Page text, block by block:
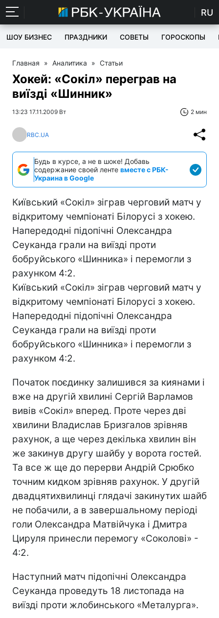
RU
ШОУ БИЗНЕС ПРАЗДНИКИ СОВЕТЫ ГОРОСКОПЫ
Главная » Аналитика » Статьи
Хокей: «Сокіл» переграв на
виїзді «Шинник»
13:23 17.11.2009 Вт 2 мин
RBC.UA
Будь в курсе, а не в шоке! Добавь
содержание своей ленте вместе с РБК-
Украина в Google
Київський «Сокіл» зіграв черговий матч у
відкритому чемпіонаті Білорусі з хокею.
Напередодні підопічні Олександра
Сеуканда грали на виїзді проти
бобруйського «Шинника» і перемогли з
рахунком 4:2.
Київський «Сокіл» зіграв черговий матч у
відкритому чемпіонаті Білорусі з хокею.
Напередодні підопічні Олександра
Сеуканда грали на виїзді проти
бобруйського «Шинника» і перемогли з
рахунком 4:2.
Початок поєдинку залишився за киянами і
вже на другій хвилині Сергій Варламов
вивів «Сокіл» вперед. Проте через дві
хвилини Владислав Бризгалов зрівняв
рахунок, а ще через декілька хвилин він
же закинув другу шайбу у ворота гостей.
Та все ж ще до перерви Андрій Срюбко
точним кидком зрівняв рахунок. У другій
двадцятихвилинці глядачі закинутих шайб
не побачили, а в завершальному періоді
голи Олександра Матвійчука і Дмитра
Цируля принесли перемогу «Соколові» -
4:2.
Наступний матч підопічні Олександра
Сеуканда проведуть 18 листопада на
виїзді проти жлобинського «Металурга».